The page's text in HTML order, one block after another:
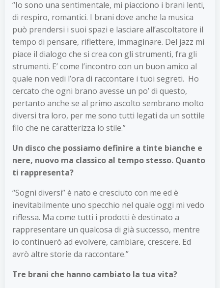
“Io sono una sentimentale, mi piacciono i brani lenti,
di respiro, romantici. I brani dove anche la musica
può prendersi i suoi spazi e lasciare all’ascoltatore il
tempo di pensare, riflettere, immaginare. Del jazz mi
piace il dialogo che si crea con gli strumenti, fra gli
strumenti. E’ come l’incontro con un buon amico al
quale non vedi l’ora di raccontare i tuoi segreti. Ho
cercato che ogni brano avesse un po’ di questo,
pertanto anche se al primo ascolto sembrano molto
diversi tra loro, per me sono tutti legati da un sottile
filo che ne caratterizza lo stile.”
Un disco che possiamo definire a tinte bianche e
nere, nuovo ma classico al tempo stesso. Quanto
ti rappresenta?
“Sogni diversi” è nato e cresciuto con me ed è
inevitabilmente uno specchio nel quale oggi mi vedo
riflessa. Ma come tutti i prodotti è destinato a
rappresentare un qualcosa di già successo, mentre
io continuerò ad evolvere, cambiare, crescere. Ed
avrò altre storie da raccontare.”
Tre brani che hanno cambiato la tua vita?